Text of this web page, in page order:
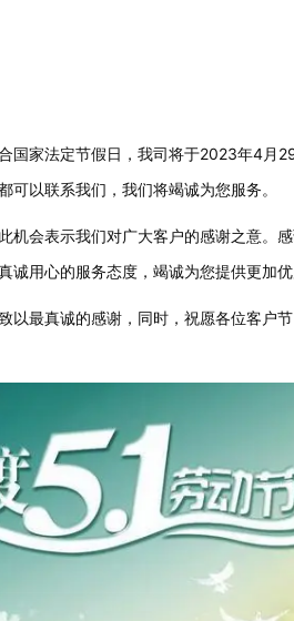
国家法定节假日，我司将于2023年4
以联系我们，我们将竭诚为您服务。
机会表示我们对广大客户的感谢之意。
诚用心的服务态度，竭诚为您提供更加优
以最真诚的感谢，同时，祝愿各位客户